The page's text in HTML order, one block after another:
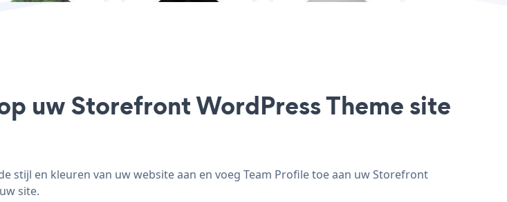
uw Storefront WordPress Theme site
stijl en kleuren van uw website aan en voeg Team Profile toe aan uw Storefront
site.